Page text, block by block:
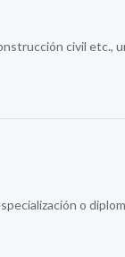
civil etc.,
o